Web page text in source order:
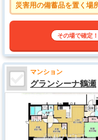
災害用の備蓄品を置く
ズの浴室で1日の疲れを
り、会話も楽しめる対
その場で確定！
マンション
グランシーナ鶴瀬